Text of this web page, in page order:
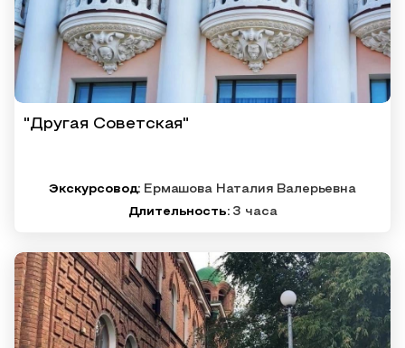
"Другая Советская"
Экскурсовод: Ермашова Наталия Валерьевна
Длительность:3 часа